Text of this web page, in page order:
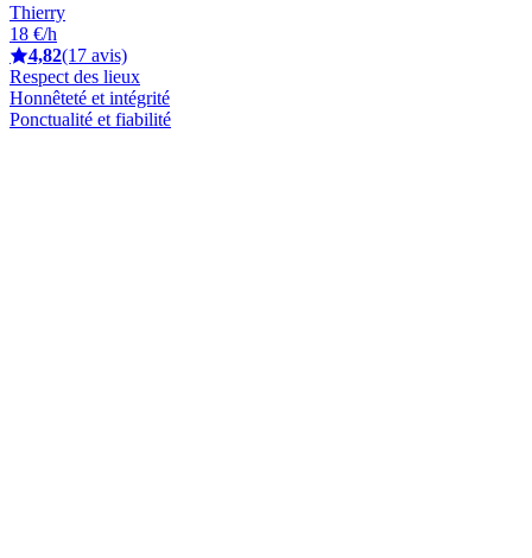
Thierry
18 €/h
4,82(17 avis)
Respect des lieux
Honnêteté et intégrité
Ponctualité et fiabilité